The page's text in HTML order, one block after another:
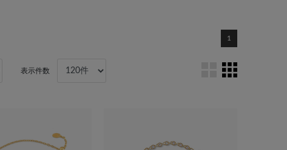
1
表示件数